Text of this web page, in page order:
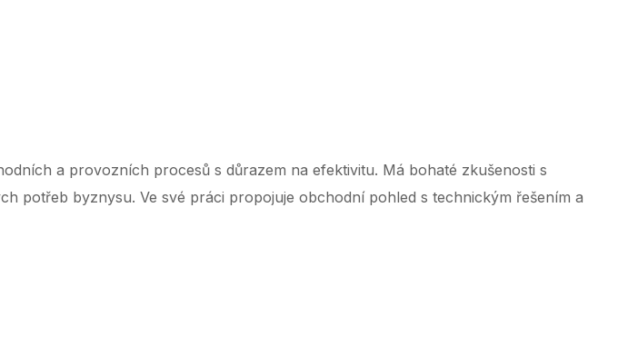
a provozních procesů s důrazem na efektivitu. Má bohaté zkušenosti s
potřeb byznysu. Ve své práci propojuje obchodní pohled s technickým řešením a